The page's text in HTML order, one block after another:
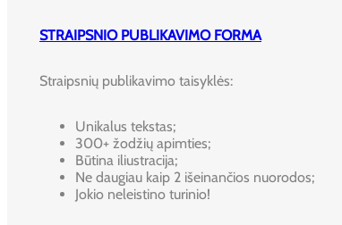
STRAIPSNIO PUBLIKAVIMO FORMA
Straipsnių publikavimo taisyklės:
Unikalus tekstas;
300+ žodžių apimties;
Būtina iliustracija;
Ne daugiau kaip 2 išeinančios nuorodos;
Jokio neleistino turinio!